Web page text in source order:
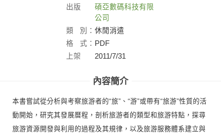
出版
碩亞數碼科技有限
公司
類
別： 休閒消遣
格
式： PDF
上架
2011/7/31
內容簡介
本書嘗試從分析與考察旅游者的“旅”、“游”或帶有“旅游”性質的活
動開始，研究其發展曆程，剖析旅游者的類型和旅游特點，探尋
旅游資源開發與利用的過程及其規律，以及旅游服務體系建立與